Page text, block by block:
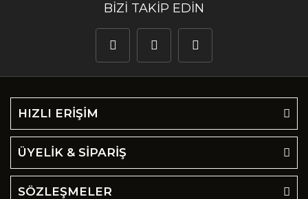
BİZİ TAKİP EDİN
HIZLI ERİŞİM
ÜYELİK & SİPARİŞ
SÖZLEŞMELER